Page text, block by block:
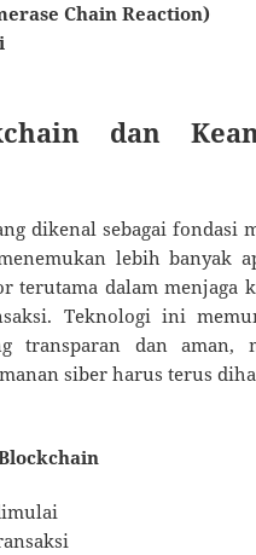
Chain Reaction)
dan
dikenal sebagai fondasi
lebih banyak
terutama dalam menjaga
Teknologi ini
transparan dan aman,
siber harus terus